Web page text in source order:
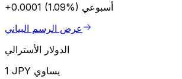
+0.0001 (1.09%) أسبوعي
عرض الرسم البياني
الدولار الأسترالي
1 JPY يساوي